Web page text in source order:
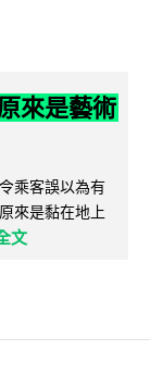
來是藝術
乘客誤以為有
來是黏在地上
文